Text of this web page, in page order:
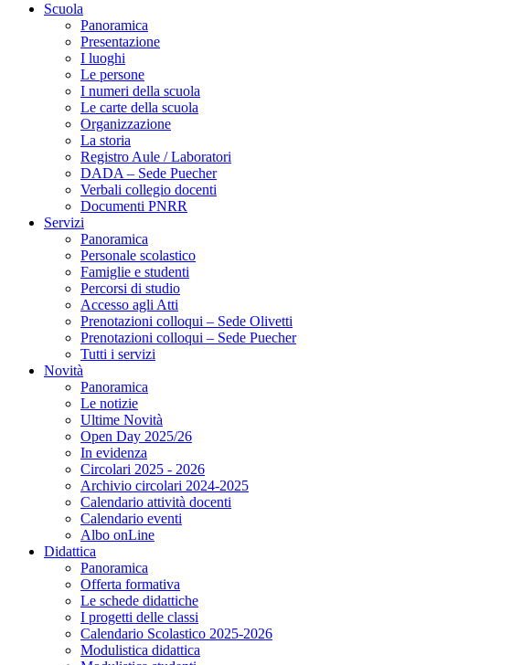
Scuola
Panoramica
Presentazione
I luoghi
Le persone
I numeri della scuola
Le carte della scuola
Organizzazione
La storia
Registro Aule / Laboratori
DADA – Sede Puecher
Verbali collegio docenti
Documenti PNRR
Servizi
Panoramica
Personale scolastico
Famiglie e studenti
Percorsi di studio
Accesso agli Atti
Prenotazioni colloqui – Sede Olivetti
Prenotazioni colloqui – Sede Puecher
Tutti i servizi
Novità
Panoramica
Le notizie
Ultime Novità
Open Day 2025/26
In evidenza
Circolari 2025 - 2026
Archivio circolari 2024-2025
Calendario attività docenti
Calendario eventi
Albo onLine
Didattica
Panoramica
Offerta formativa
Le schede didattiche
I progetti delle classi
Calendario Scolastico 2025-2026
Modulistica didattica